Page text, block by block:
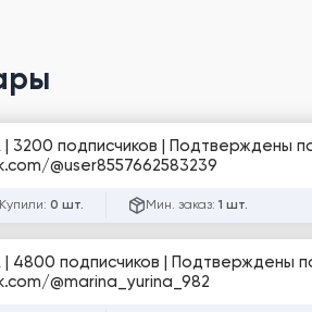
| 3200 подписчиков | Подтверждены
@user8557662583239
Купили: 0 шт. Мин. заказ: 1 шт.
| 4800 подписчиков |
@marina_yurina_982